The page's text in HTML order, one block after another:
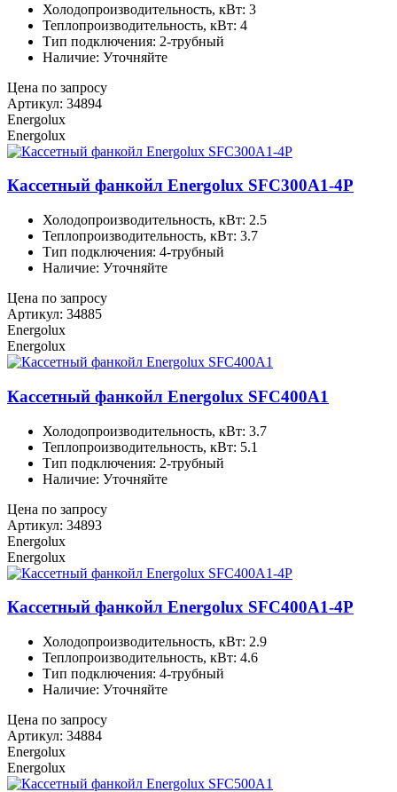
Холодопроизводительность, кВт: 3
Теплопроизводительность, кВт: 4
Тип подключения: 2-трубный
Наличие: Уточняйте
Цена по запросу
Артикул: 34894
Energolux
Energolux
Кассетный фанкойл Energolux SFC300A1-4P
Холодопроизводительность, кВт: 2.5
Теплопроизводительность, кВт: 3.7
Тип подключения: 4-трубный
Наличие: Уточняйте
Цена по запросу
Артикул: 34885
Energolux
Energolux
Кассетный фанкойл Energolux SFC400A1
Холодопроизводительность, кВт: 3.7
Теплопроизводительность, кВт: 5.1
Тип подключения: 2-трубный
Наличие: Уточняйте
Цена по запросу
Артикул: 34893
Energolux
Energolux
Кассетный фанкойл Energolux SFC400A1-4P
Холодопроизводительность, кВт: 2.9
Теплопроизводительность, кВт: 4.6
Тип подключения: 4-трубный
Наличие: Уточняйте
Цена по запросу
Артикул: 34884
Energolux
Energolux